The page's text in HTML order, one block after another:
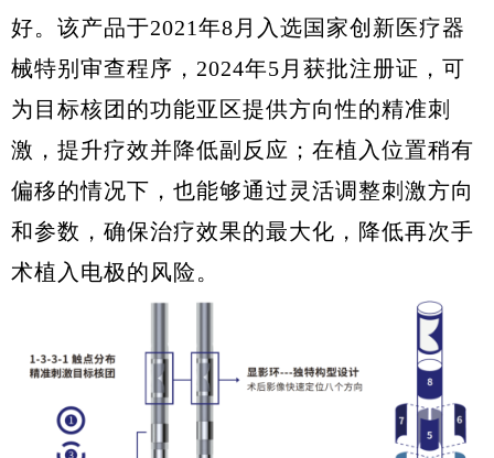
好。该产品于2021年8月入选国家创新医疗器
械特别审查程序，2024年5月获批注册证，可
为目标核团的功能亚区提供方向性的精准刺
激，提升疗效并降低副反应；在植入位置稍有
偏移的情况下，也能够通过灵活调整刺激方向
和参数，确保治疗效果的最大化，降低再次手
术植入电极的风险。